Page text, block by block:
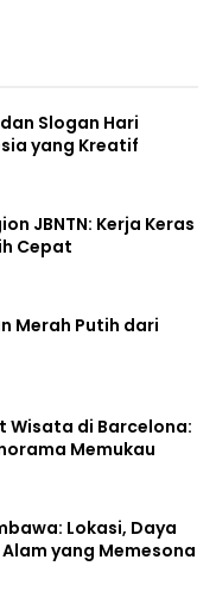
Slogan Hari
yang Kreatif
JBNTN: Kerja Keras
Cepat
Merah Putih dari
Wisata di Barcelona:
Memukau
Lokasi, Daya
yang Memesona